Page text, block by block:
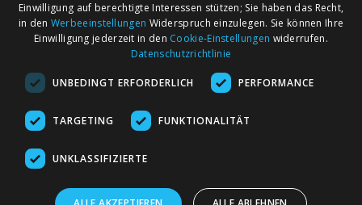
AGB
Impressum
Kontakt
Märkte nach Bundesländern
Märkte nach PLZ
Märkte nach Umkreis
Flohmarkt
Einwilligung auf berechtigte Interessen stützen; Sie haben das Recht,
in den Werbeeinstellungen Widerspruch einzulegen. Sie können Ihre
Einwilligung jederzeit in den Cookie-Einstellungen widerrufen.
Datenschutzrichtlinie
UNBEDINGT ERFORDERLICH PERFORMANCE
TARGETING FUNKTIONALITÄT
UNKLASSIFIZIERTE